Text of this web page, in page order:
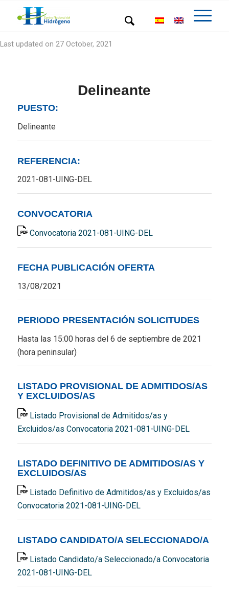
Last updated on 27 October, 2021
Delineante
PUESTO:
Delineante
REFERENCIA:
2021-081-UING-DEL
CONVOCATORIA
Convocatoria 2021-081-UING-DEL
FECHA PUBLICACIÓN OFERTA
13/08/2021
PERIODO PRESENTACIÓN SOLICITUDES
Hasta las 15:00 horas del 6 de septiembre de 2021
(hora peninsular)
LISTADO PROVISIONAL DE ADMITIDOS/AS
Y EXCLUIDOS/AS
Listado Provisional de Admitidos/as y
Excluidos/as Convocatoria 2021-081-UING-DEL
LISTADO DEFINITIVO DE ADMITIDOS/AS Y
EXCLUIDOS/AS
Listado Definitivo de Admitidos/as y Excluidos/as
Convocatoria 2021-081-UING-DEL
LISTADO CANDIDATO/A SELECCIONADO/A
Listado Candidato/a Seleccionado/a Convocatoria
2021-081-UING-DEL